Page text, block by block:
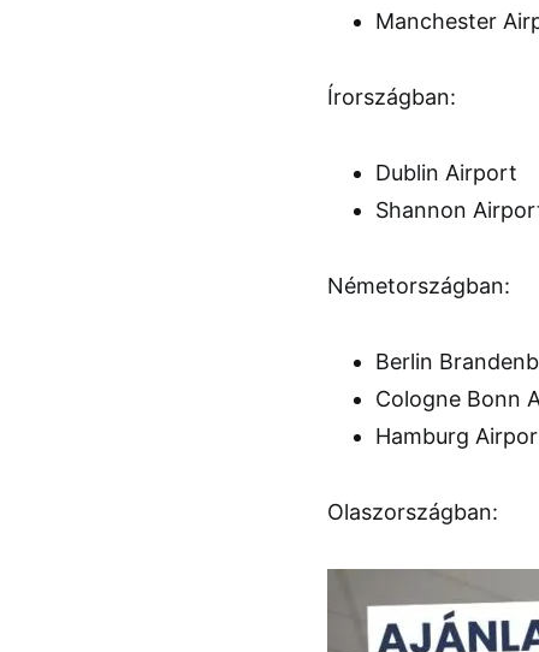
Manchester
Írországban:
Dublin Airport
Shannon
Németországban:
Berlin
Cologne Bonn
Hamburg
Olaszországban: